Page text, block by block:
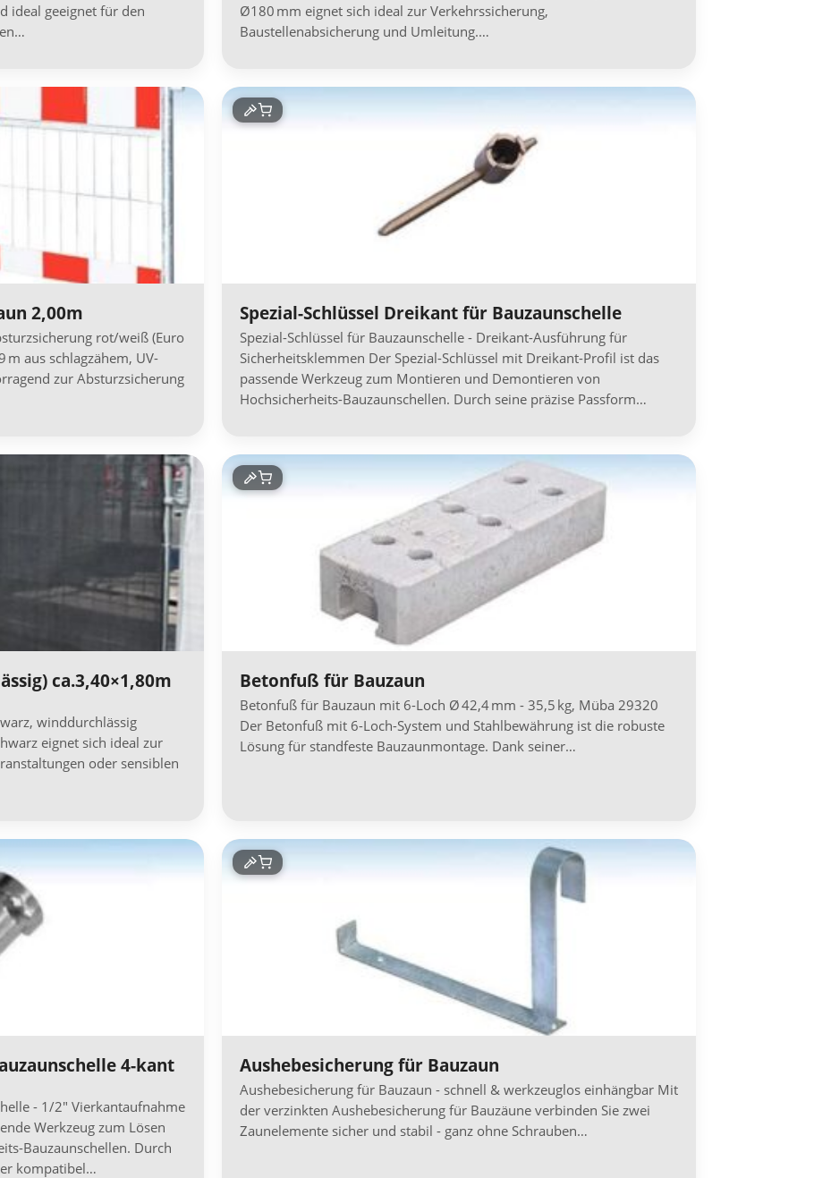
ideal geeignet für den
Ø180 mm eignet sich ideal zur Verkehrssicherung,
Baustellenabsicherung und Umleitung.…
2,00m
rot/weiß (Euro
m aus schlagzähem, UV-
zur Absturzsicherung
Spezial-Schlüssel Dreikant für Bauzaunschelle
Spezial-Schlüssel für Bauzaunschelle - Dreikant-Ausführung für
Sicherheitsklemmen Der Spezial-Schlüssel mit Dreikant-Profil ist das
passende Werkzeug zum Montieren und Demontieren von
Hochsicherheits-Bauzaunschellen. Durch seine präzise Passform…
ca.3,40×1,80m
winddurchlässig
eignet sich ideal zur
oder sensiblen
Betonfuß für Bauzaun
Betonfuß für Bauzaun mit 6-Loch Ø 42,4 mm - 35,5 kg, Müba 29320
Der Betonfuß mit 6-Loch-System und Stahlbewährung ist die robuste
Lösung für standfeste Bauzaunmontage. Dank seiner…
4-kant
- 1/2″ Vierkantaufnahme
Werkzeug zum Lösen
Bauzaunschellen. Durch
kompatibel…
Aushebesicherung für Bauzaun
Aushebesicherung für Bauzaun - schnell & werkzeuglos einhängbar Mit
der verzinkten Aushebesicherung für Bauzäune verbinden Sie zwei
Zaunelemente sicher und stabil - ganz ohne Schrauben…